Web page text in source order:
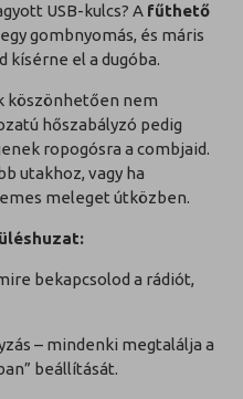
USB-kulcs? A fűthető
gombnyomás, és máris
kísérne el a dugóba.
köszönhetően nem
hőszabályzó pedig
ropogósra a combjaid.
utakhoz, vagy ha
meleget útközben.
bekapcsolod a rádiót,
– mindenki megtalálja a
beállítását.